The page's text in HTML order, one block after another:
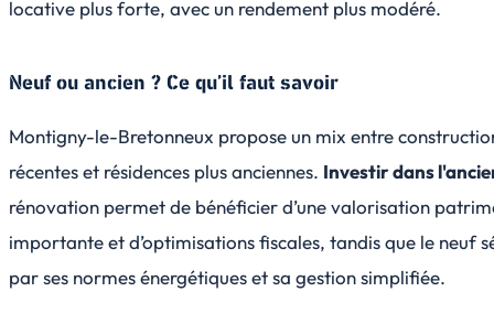
locative plus forte, avec un rendement plus modéré.
Neuf ou ancien ? Ce qu’il faut savoir
Montigny-le-Bretonneux propose un mix entre
récentes et résidences plus anciennes. Investir dans
rénovation permet de bénéficier d’une valorisation
importante et d’optimisations fiscales, tandis que le neuf
par ses normes énergétiques et sa gestion simplifiée.